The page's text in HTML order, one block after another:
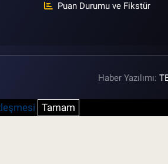
Puan Durumu ve Fikstür
Haber Yazılımı:
Tamam